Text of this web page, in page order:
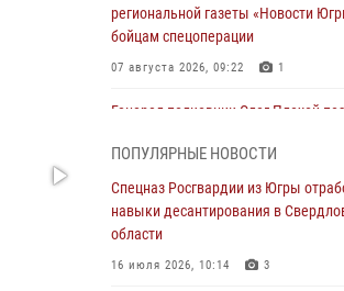
региональной газеты «Новости
бойцам спецоперации
07 августа 2026, 09:22 1
Генерал-полковник Олег Плохой
подразделений Росгвардии с
профессиональным праздником
07 августа 2026, 06:02
Делегация МВД Республики
ПОПУЛЯРНЫЕ НОВОСТИ
Спецназ Росгвардии из Югры
навыки десантирования в
области
16 июля 2026, 10:14 3